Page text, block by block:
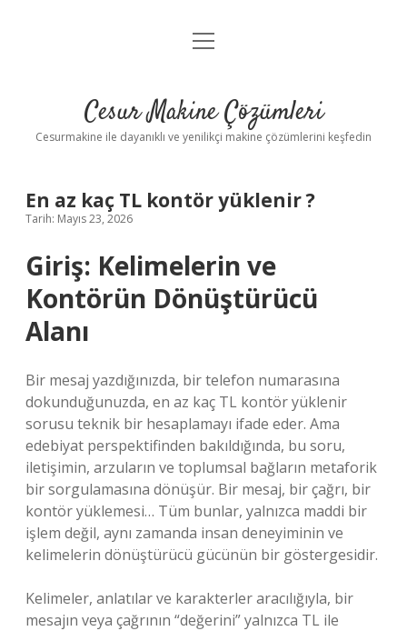
Anasayfa
Yasal Uyarı
menüyü
Cesur Makine Çözümleri
Cesurmakine ile dayanıklı ve yenilikçi makine çözümlerini keşfedin
En az kaç TL kontör yüklenir ?
Tarih: Mayıs 23, 2026
Giriş: Kelimelerin ve
Kontörün Dönüştürücü
Alanı
Bir mesaj yazdığınızda, bir telefon numarasına
dokunduğunuzda, en az kaç TL kontör yüklenir
sorusu teknik bir hesaplamayı ifade eder. Ama
edebiyat perspektifinden bakıldığında, bu soru,
iletişimin, arzuların ve toplumsal bağların metaforik
bir sorgulamasına dönüşür. Bir mesaj, bir çağrı, bir
kontör yüklemesi… Tüm bunlar, yalnızca maddi bir
işlem değil, aynı zamanda insan deneyiminin ve
kelimelerin dönüştürücü gücünün bir göstergesidir.
Kelimeler, anlatılar ve karakterler aracılığıyla, bir
mesajın veya çağrının “değerini” yalnızca TL ile